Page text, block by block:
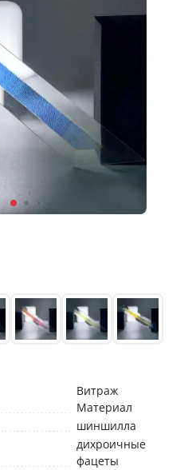
Витраж
Материал
шиншилла
дихроичные
фацеты